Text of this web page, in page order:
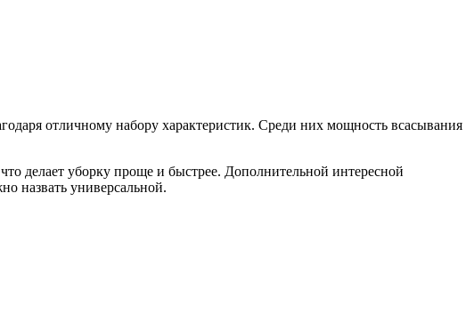
отличному набору характеристик. Среди них мощность всасывания
делает уборку проще и быстрее. Дополнительной интересной
назвать универсальной.